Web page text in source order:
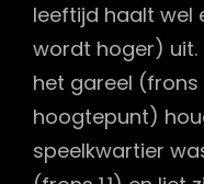
leeftijd haalt wel
wordt hoger) uit.
het gareel
hoogtepunt)
speelkwartier